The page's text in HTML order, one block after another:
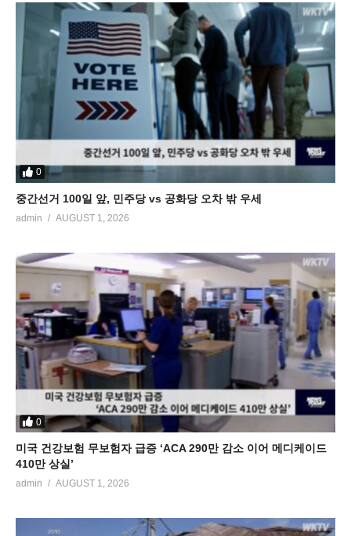
0
중간선거 100일 앞, 민주당 vs 공화당 오차 밖 우세
admin AUGUST 1, 2026
0
미국 건강보험 무보험자 급증 ‘ACA 290만 감소 이어 메디케이드
410만 상실’
admin AUGUST 1, 2026